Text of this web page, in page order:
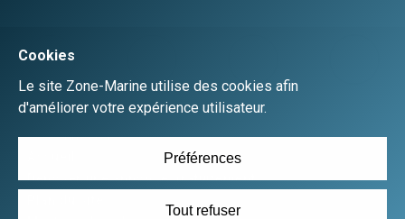
Créer un compte
Se connecter
Déposer une annonce gratuitement